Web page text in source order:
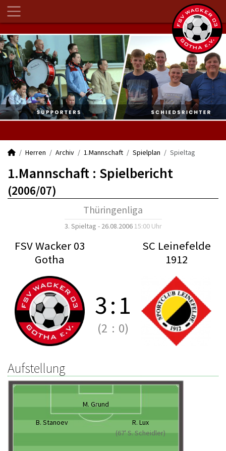
Herren Archiv 1.Mannschaft Spielplan Spieltag
1.Mannschaft : Spielbericht
(2006/07)
Thüringenliga
3. Spieltag - 26.08.2006 15:00 Uhr
FSV Wacker 03
Gotha
SC Leinefelde
1912
3:1
(2 : 0)
Aufstellung
M. Grund
B. Stanoev
R. Lux
(67' S. Scheidler)